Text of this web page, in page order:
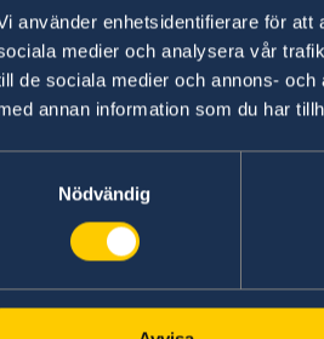
använder enhetsidentifierare för att
medier och analysera vår
de sociala medier och annons-
annan information som du har
Nödvändig